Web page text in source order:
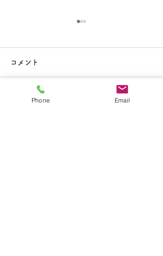
夏休み期間中のお知らせ
コメント
コメントを追加…
Phone Email